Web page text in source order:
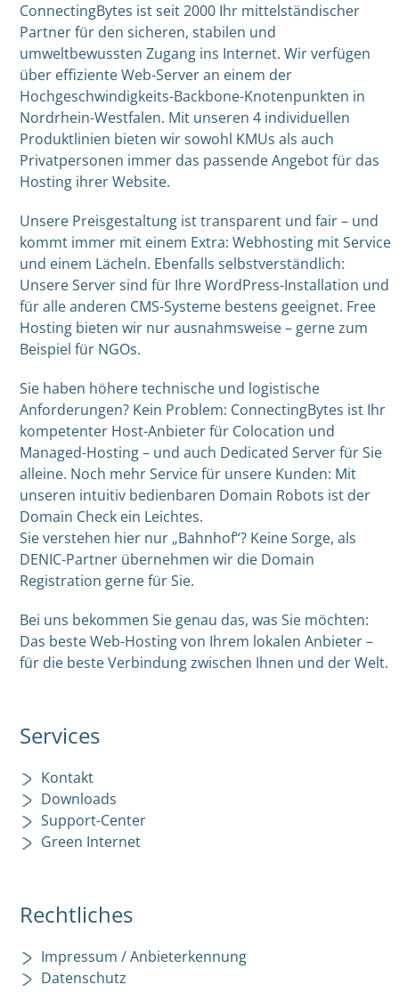
ConnectingBytes ist seit 2000 Ihr mittelständischer
Partner für den sicheren, stabilen und
umweltbewussten Zugang ins Internet. Wir verfügen
über effiziente Web-Server an einem der
Hochgeschwindigkeits-Backbone-Knotenpunkten in
Nordrhein-Westfalen. Mit unseren 4 individuellen
Produktlinien bieten wir sowohl KMUs als auch
Privatpersonen immer das passende Angebot für das
Hosting ihrer Website.
Unsere Preisgestaltung ist transparent und fair – und
kommt immer mit einem Extra: Webhosting mit Service
und einem Lächeln. Ebenfalls selbstverständlich:
Unsere Server sind für Ihre WordPress-Installation und
für alle anderen CMS-Systeme bestens geeignet. Free
Hosting bieten wir nur ausnahmsweise – gerne zum
Beispiel für NGOs.
Sie haben höhere technische und logistische
Anforderungen? Kein Problem: ConnectingBytes ist Ihr
kompetenter Host-Anbieter für Colocation und
Managed-Hosting – und auch Dedicated Server für Sie
alleine. Noch mehr Service für unsere Kunden: Mit
unseren intuitiv bedienbaren Domain Robots ist der
Domain Check ein Leichtes.
Sie verstehen hier nur „Bahnhof“? Keine Sorge, als
DENIC-Partner übernehmen wir die Domain
Registration gerne für Sie.
Bei uns bekommen Sie genau das, was Sie möchten:
Das beste Web-Hosting von Ihrem lokalen Anbieter –
für die beste Verbindung zwischen Ihnen und der Welt.
Services
Kontakt
Downloads
Support-Center
Green Internet
Rechtliches
Impressum / Anbieterkennung
Datenschutz